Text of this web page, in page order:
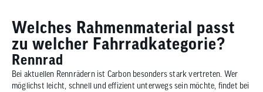
Welches Rahmenmaterial passt
zu welcher Fahrradkategorie?
Rennrad
Bei aktuellen Rennrädern ist Carbon besonders stark vertreten. Wer
möglichst leicht, schnell und effizient unterwegs sein möchte, findet bei